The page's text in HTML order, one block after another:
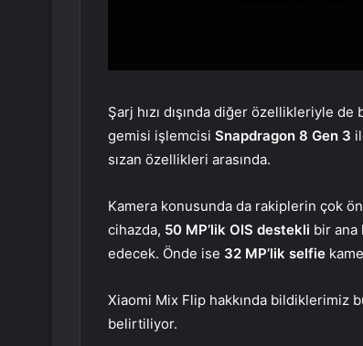
Şarj hızı dışında diğer özellikleriyle
gemisi işlemcisi Snapdragon 8 Gen 3
sızan özellikleri arasında.
Kamera konusunda da rakiplerin çok
cihazda, 50 MP’lik OIS destekli bir ana
edecek. Önde ise 32 MP’lik selfie
Xiaomi Mix Flip hakkında bildiklerimiz
belirtiliyor.